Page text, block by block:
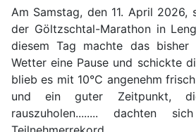
Am Samstag, den 11. April 2026,
der Göltzschtal-Marathon in
diesem Tag machte das bisher
Wetter eine Pause und schickte
blieb es mit 10°C angenehm
und ein guter Zeitpunkt,
rauszuholen........ dachten